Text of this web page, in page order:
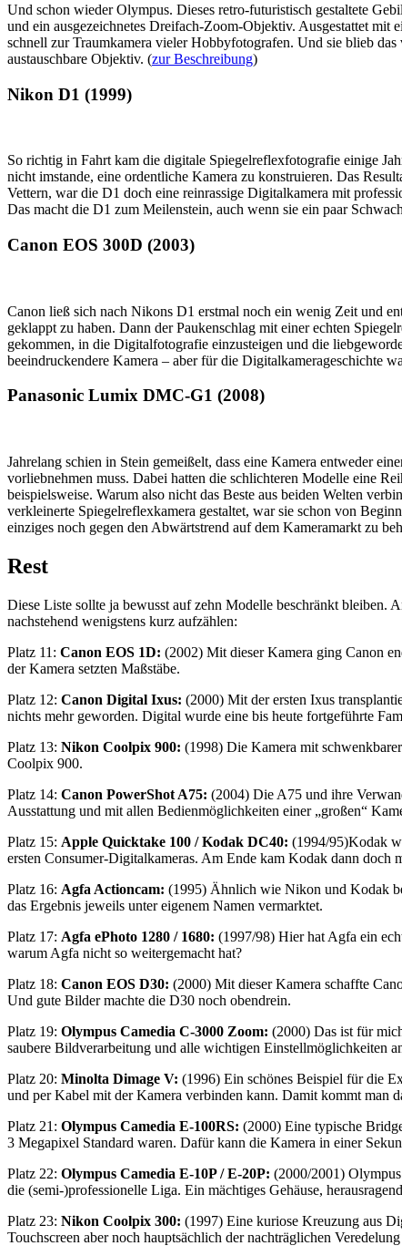
Und schon wieder Olympus. Dieses retro-futuristisch gestaltete
und ein ausgezeichnetes Dreifach-Zoom-Objektiv. Ausgestattet
schnell zur Traumkamera vieler Hobbyfotografen. Und sie blieb
austauschbare Objektiv. (zur Beschreibung)
Nikon D1 (1999)
So richtig in Fahrt kam die digitale Spiegelreflexfotografie einige
nicht imstande, eine ordentliche Kamera zu konstruieren. Das
Vettern, war die D1 doch eine reinrassige Digitalkamera mit
Das macht die D1 zum Meilenstein, auch wenn sie ein paar
Canon EOS 300D (2003)
Canon ließ sich nach Nikons D1 erstmal noch ein wenig Zeit und
geklappt zu haben. Dann der Paukenschlag mit einer echten
gekommen, in die Digitalfotografie einzusteigen und die
beeindruckendere Kamera – aber für die Digitalkamerageschichte
Panasonic Lumix DMC-G1 (2008)
Jahrelang schien in Stein gemeißelt, dass eine Kamera entweder
vorliebnehmen muss. Dabei hatten die schlichteren Modelle eine
beispielsweise. Warum also nicht das Beste aus beiden Welten
verkleinerte Spiegelreflexkamera gestaltet, war sie schon von
einziges noch gegen den Abwärtstrend auf dem Kameramarkt zu
Rest
Diese Liste sollte ja bewusst auf zehn Modelle beschränkt bleiben.
nachstehend wenigstens kurz aufzählen:
Platz 11: Canon EOS 1D: (2002) Mit dieser Kamera ging Canon
der Kamera setzten Maßstäbe.
Platz 12: Canon Digital Ixus: (2000) Mit der ersten Ixus
nichts mehr geworden. Digital wurde eine bis heute fortgeführte
Platz 13: Nikon Coolpix 900: (1998) Die Kamera mit
Coolpix 900.
Platz 14: Canon PowerShot A75: (2004) Die A75 und ihre
Ausstattung und mit allen Bedienmöglichkeiten einer „großen“
Platz 15: Apple Quicktake 100 / Kodak DC40: (1994/95)Kodak
ersten Consumer-Digitalkameras. Am Ende kam Kodak dann doch
Platz 16: Agfa Actioncam: (1995) Ähnlich wie Nikon und Kodak
das Ergebnis jeweils unter eigenem Namen vermarktet.
Platz 17: Agfa ePhoto 1280 / 1680: (1997/98) Hier hat Agfa ein
warum Agfa nicht so weitergemacht hat?
Platz 18: Canon EOS D30: (2000) Mit dieser Kamera schaffte
Und gute Bilder machte die D30 noch obendrein.
Platz 19: Olympus Camedia C-3000 Zoom: (2000) Das ist für
saubere Bildverarbeitung und alle wichtigen Einstellmöglichkeiten
Platz 20: Minolta Dimage V: (1996) Ein schönes Beispiel für die
und per Kabel mit der Kamera verbinden kann. Damit kommt man
Platz 21: Olympus Camedia E-100RS: (2000) Eine typische
3 Megapixel Standard waren. Dafür kann die Kamera in einer
Platz 22: Olympus Camedia E-10P / E-20P: (2000/2001)
die (semi-)professionelle Liga. Ein mächtiges Gehäuse,
Platz 23: Nikon Coolpix 300: (1997) Eine kuriose Kreuzung aus
Touchscreen aber noch hauptsächlich der nachträglichen